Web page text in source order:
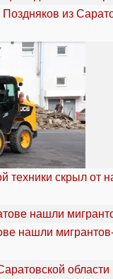
из
техники скрыл от
нашли